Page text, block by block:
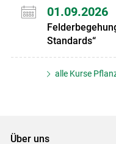
01.09.2026
Standards“
alle Kurse
Über uns